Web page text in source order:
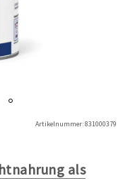
Artikelnummer:831000379
als